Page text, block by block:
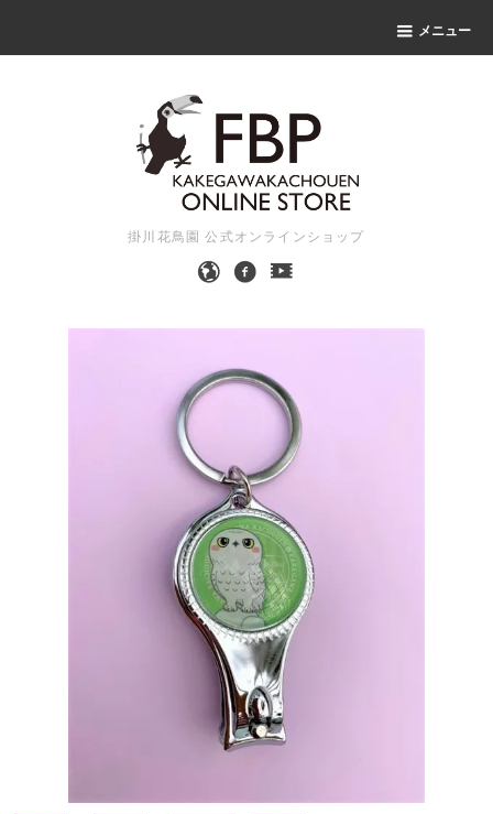
メニュー
掛川花鳥園 公式オンラインショップ